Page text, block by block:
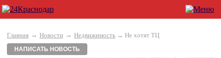
Главная → Новости → Недвижимость → Не хотят ТЦ
НАПИСАТЬ НОВОСТЬ